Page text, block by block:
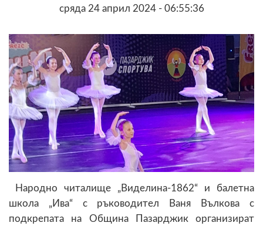
сряда 24 април 2024 - 06:55:36
Народно читалище „Виделина-1862“ и балетна
школа „Ива“ с ръководител Ваня Вълкова с
подкрепата на Община Пазарджик организират